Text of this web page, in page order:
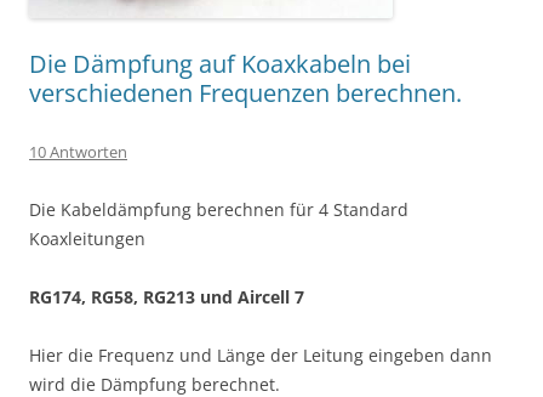
Die Dämpfung auf Koaxkabeln bei
verschiedenen Frequenzen berechnen.
10 Antworten
Die Kabeldämpfung berechnen für 4 Standard
Koaxleitungen
RG174, RG58, RG213 und Aircell 7
Hier die Frequenz und Länge der Leitung eingeben dann
wird die Dämpfung berechnet.